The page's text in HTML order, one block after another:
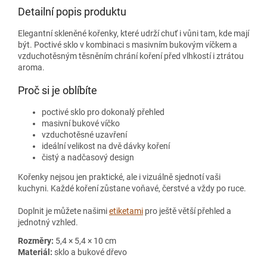
Detailní popis produktu
Elegantní skleněné kořenky, které udrží chuť i vůni tam, kde mají
být. Poctivé sklo v kombinaci s masivním bukovým víčkem a
vzduchotěsným těsněním chrání koření před vlhkostí i ztrátou
aroma.
Proč si je oblíbíte
poctivé sklo pro dokonalý přehled
masivní bukové víčko
vzduchotěsné uzavření
ideální velikost na dvě dávky koření
čistý a nadčasový design
Kořenky nejsou jen praktické, ale i vizuálně sjednotí vaši
kuchyni. Každé koření zůstane voňavé, čerstvé a vždy po ruce.
Doplnit je můžete našimietiketami pro ještě větší přehled a
jednotný vzhled.
Rozměry: 5,4 × 5,4 × 10 cm
Materiál: sklo a bukové dřevo